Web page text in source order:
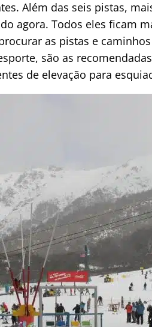
Além das seis pistas,
agora. Todos eles ficam
as pistas e
são as
de elevação para